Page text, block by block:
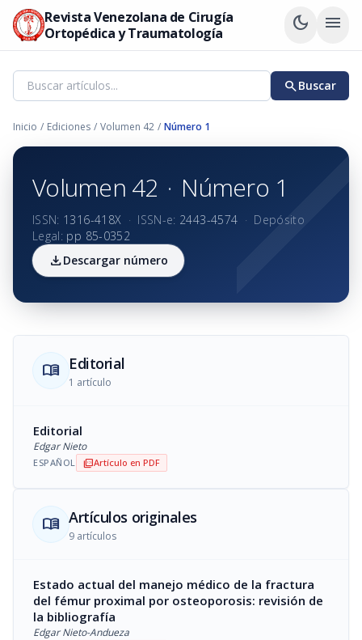
Revista Venezolana de Cirugía
Ortopédica y Traumatología
dark_mode menu
searchBuscar
Inicio / Ediciones / Volumen 42 / Número 1
Volumen 42 · Número 1
ISSN: 1316-418X · ISSN-e: 2443-4574 · Depósito
Legal: pp 85-0352
downloadDescargar número
menu_book Editorial
1 artículo
Editorial
Edgar Nieto
ESPAÑOL picture_as_pdfArtículo en PDF
menu_book Artículos originales
9 artículos
Estado actual del manejo médico de la fractura
del fémur proximal por osteoporosis: revisión de
la bibliografía
Edgar Nieto-Andueza